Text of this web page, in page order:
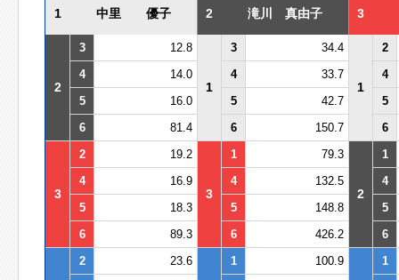
1 中里 優子 2 滝川 真由子 3
2
3 12.8
1
3 34.4
1
2
4
14.0 4 33.7
4
5
16.0 5 42.7
5
6
81.4 6 150.7 6
3
2 19.2
3
1 79.3
2
1
4
16.9 4 132.5
4
5
18.3 5 148.8
5
6
89.3 6 426.2 6
2 23.6 1 100.9
1